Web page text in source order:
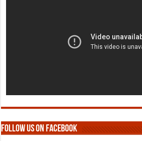
Follow us on Facebook